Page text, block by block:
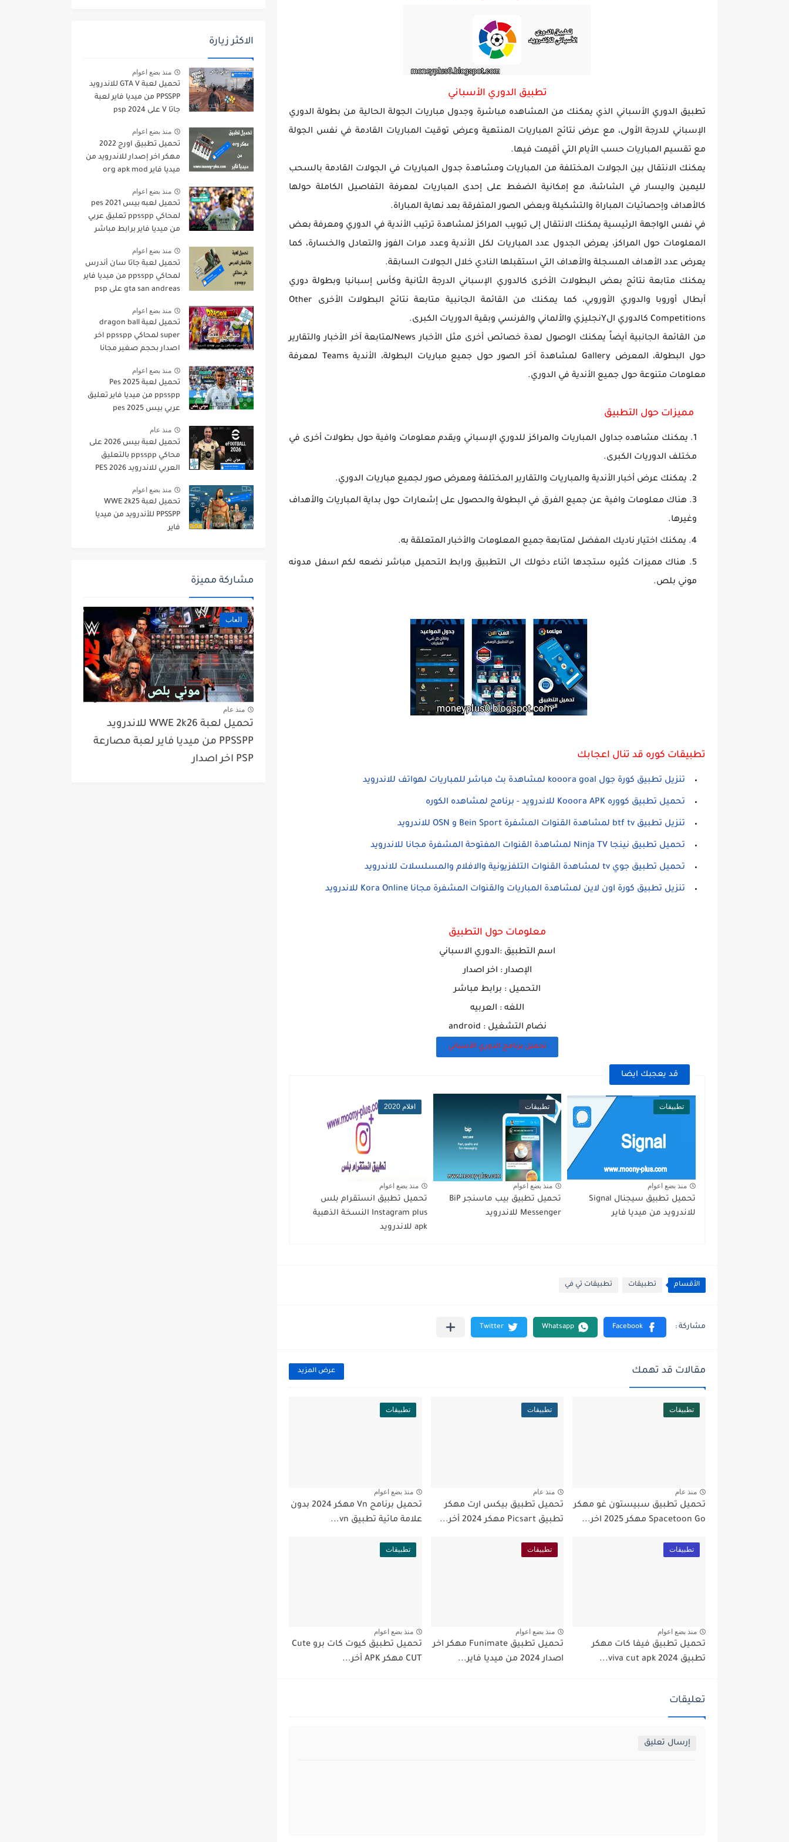
تحميل لعبة جاتا فايس سيتي مهكرة لعبة GTA Vice City...
تطبيق الدوري الأسباني
تطبيق الدوري الأسباني الذي يمكنك من المشاهده مباشرة وجدول مباريات الجولة الحالية من بطولة الدوري
الإسباني للدرجة الأولى، مع عرض نتائج المباريات المنتهية وعرض توقيت المباريات القادمة في نفس الجولة
مع تقسيم المباريات حسب الأيام التي أقيمت فيها.
يمكنك الانتقال بين الجولات المختلفة من المباريات ومشاهدة جدول المباريات في الجولات القادمة بالسحب
لليمين واليسار في الشاشة، مع إمكانية الضغط على إحدى المباريات لمعرفة التفاصيل الكاملة حولها
كالأهداف وإحصائيات المباراة والتشكيلة وبعض الصور المتفرقة بعد نهاية المباراة.
في نفس الواجهة الرئيسية يمكنك الانتقال إلى تبويب المراكز لمشاهدة ترتيب الأندية في الدوري ومعرفة بعض
المعلومات حول المراكز، يعرض الجدول عدد المباريات لكل الأندية وعدد مرات الفوز والتعادل والخسارة، كما
يعرض عدد الأهداف المسجلة والأهداف التي استقبلها النادي خلال الجولات السابقة.
يمكنك متابعة نتائج بعض البطولات الأخرى كالدوري الإسباني الدرجة الثانية وكأس إسبانيا وبطولة دوري
أبطال أوروبا والدوري الأوروبي، كما يمكنك من القائمة الجانبية متابعة نتائج البطولات الأخرى Other
Competitions كالدوري الYنجليزي والألماني والفرنسي وبقية الدوريات الكبرى.
من القائمة الجانبية أيضاً يمكنك الوصول لعدة خصائص أخرى مثل الأخبار Newsلمتابعة آخر الأخبار والتقارير
حول البطولة، المعرض Gallery لمشاهدة آخر الصور حول جميع مباريات البطولة، الأندية Teams لمعرفة
معلومات متنوعة حول جميع الأندية في الدوري.
مميزات حول التطبيق
يمكنك مشاهده جداول المباريات والمراكز للدوري الإسباني ويقدم معلومات وافية حول بطولات أخرى في
مختلف الدوريات الكبرى.
يمكنك عرض أخبار الأندية والمباريات والتقارير المختلفة ومعرض صور لجميع مباريات الدوري.
هناك معلومات وافية عن جميع الفرق في البطولة والحصول على إشعارات حول بداية المباريات والأهداف
وغيرها.
يمكنك اختيار ناديك المفضل لمتابعة جميع المعلومات والأخبار المتعلقة به.
هناك مميزات كثيره ستجدها اثناء دخولك الى التطبيق ورابط التحميل مباشر نضعه لكم اسفل مدونه
موني بلص.
تطبيقات كوره قد تنال اعجابك
تنزيل تطبيق كورة جول kooora goal لمشاهدة بث مباشر للمباريات لهواتف للاندرويد
تحميل تطبيق كووره Kooora APK للاندرويد - برنامج لمشاهده الكوره
تنزيل تطبيق btf tv لمشاهدة القنوات المشفرة Bein Sport و OSN للاندرويد
تحميل تطبيق نينجا Ninja TV لمشاهدة القنوات المفتوحة المشفرة مجانا للاندرويد
تحميل تطبيق جوي tv لمشاهدة القنوات التلفزيونية والافلام والمسلسلات للاندرويد
تنزيل تطبيق كورة اون لاين لمشاهدة المباريات والقنوات المشفرة مجانا Kora Online للاندرويد
معلومات حول التطبيق
اسم التطبيق :الدوري الاسباني
الإصدار : اخر اصدار
التحميل : برابط مباشر
اللغه : العربيه
نضام التشغيل : android
تحميل برنامج الدوري الأسباني
قد يعجبك ايضا
تطبيقات
منذ بضع اعوام
تحميل تطبيق سيجنال Signal
للاندرويد من ميديا فاير
تطبيقات
منذ بضع اعوام
تحميل تطبيق بيب ماسنجر BiP
Messenger للاندرويد
افلام 2020
منذ بضع اعوام
تحميل تطبيق انستقرام بلس
Instagram plus النسخة الذهبية
apk للاندرويد
الأقسام تطبيقات تطبيقات تي في
مقالات قد تهمك عرض المزيد
تطبيقات
منذ عام
تحميل تطبيق سبيستون غو مهكر
Spacetoon Go مهكر 2025 اخر...
تطبيقات
منذ عام
تحميل تطبيق بيكس ارت مهكر
تطبيق Picsart مهكر 2024 أخر...
تطبيقات
منذ بضع اعوام
تحميل برنامج Vn مهكر 2024 بدون
علامة مائية تطبيق vn...
تطبيقات
منذ بضع اعوام
تحميل تطبيق فيفا كات مهكر
تطبيق viva cut apk 2024...
تطبيقات
منذ بضع اعوام
تحميل تطبيق Funimate مهكر اخر
اصدار 2024 من ميديا فاير...
تطبيقات
منذ بضع اعوام
تحميل تطبيق كيوت كات برو Cute
CUT مهكر APK أخر...
تعليقات
إرسال تعليق
الاكثر زيارة
منذ بضع اعوام
تحميل لعبة GTA V للاندرويد
PPSSPP من ميديا فاير لعبة
جاتا V على psp 2024
منذ بضع اعوام
تحميل تطبيق اورج 2022
مهكر اخر إصدار للاندرويد من
ميديا فاير org apk mod
منذ بضع اعوام
تحميل لعبه بيس pes 2021
لمحاكي ppsspp تعليق عربي
من ميديا فاير برابط مباشر
ppsspp
منذ بضع اعوام
تحميل لعبة جاتا سان أندرس
لمحاكي ppsspp من ميديا فاير
gta san andreas على psp
منذ بضع اعوام
تحميل لعبة dragon ball
super لمحاكي ppsspp اخر
اصدار بحجم صغير مجانا
psp من ميديا فاير
منذ بضع اعوام
تحميل لعبة Pes 2025
ppsspp من ميديا فاير تعليق
عربي بيس pes 2025
منذ عام
تحميل لعبة بيس 2026 على
محاكي ppsspp بالتعليق
العربي للاندرويد PES 2026
صغير من ميديا فاير
منذ بضع اعوام
تحميل لعبة WWE 2k25
PPSSPP للأندرويد من ميديا
فاير
مشاركة مميزة
العاب
منذ عام
تحميل لعبة WWE 2k26 للاندرويد
PPSSPP من ميديا فاير لعبة مصارعة
PSP اخر اصدار